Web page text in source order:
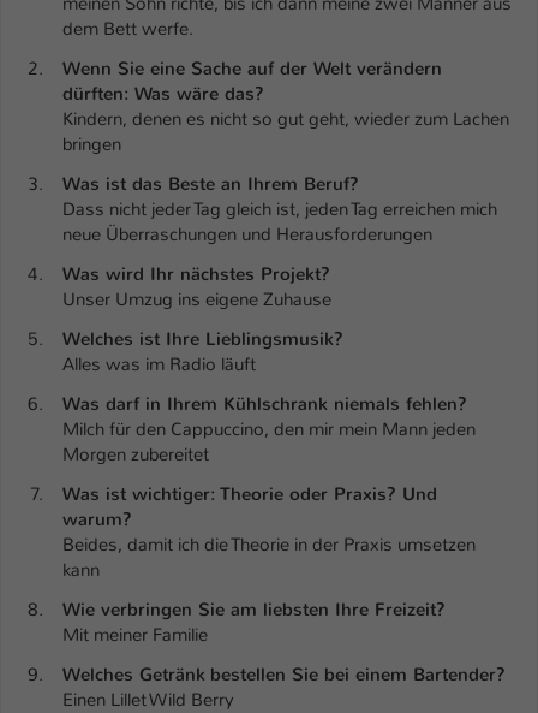
dem Bett werfe.
Wenn Sie eine Sache auf der Welt verändern
dürften: Was wäre das?
Kindern, denen es nicht so gut geht, wieder zum Lachen
bringen
Was ist das Beste an Ihrem Beruf?
Dass nicht jeder Tag gleich ist, jeden Tag erreichen mich
neue Überraschungen und Herausforderungen
Was wird Ihr nächstes Projekt?
Unser Umzug ins eigene Zuhause
Welches ist Ihre Lieblingsmusik?
Alles was im Radio läuft
Was darf in Ihrem Kühlschrank niemals fehlen?
Milch für den Cappuccino, den mir mein Mann jeden
Morgen zubereitet
Was ist wichtiger: Theorie oder Praxis? Und
warum?
Beides, damit ich die Theorie in der Praxis umsetzen
kann
Wie verbringen Sie am liebsten Ihre Freizeit?
Mit meiner Familie
Welches Getränk bestellen Sie bei einem Bartender?
Einen Lillet Wild Berry
Einstellungen. Unter anderem eine zufällig
generierte ID, für die historische
Speicherung Ihrer vorgenommen
Einstellungen, falls der Webseiten-
Betreiber dies eingestellt hat.
Name fe_typo_user / PHPSESSID
Anbieter TYPO3
Laufzeit 1 Woche
Zweck
Dieses Cookie ist ein Standard-Session-
Cookie von TYPO3. Es speichert im Fall
eines Intranet-Logins die Session-ID. So
kann der eingeloggte Benutzer
wiedererkannt werden und es wird ihm
gewährt.
Name
Anbieter TYPO3
Laufzeit 1 Tag